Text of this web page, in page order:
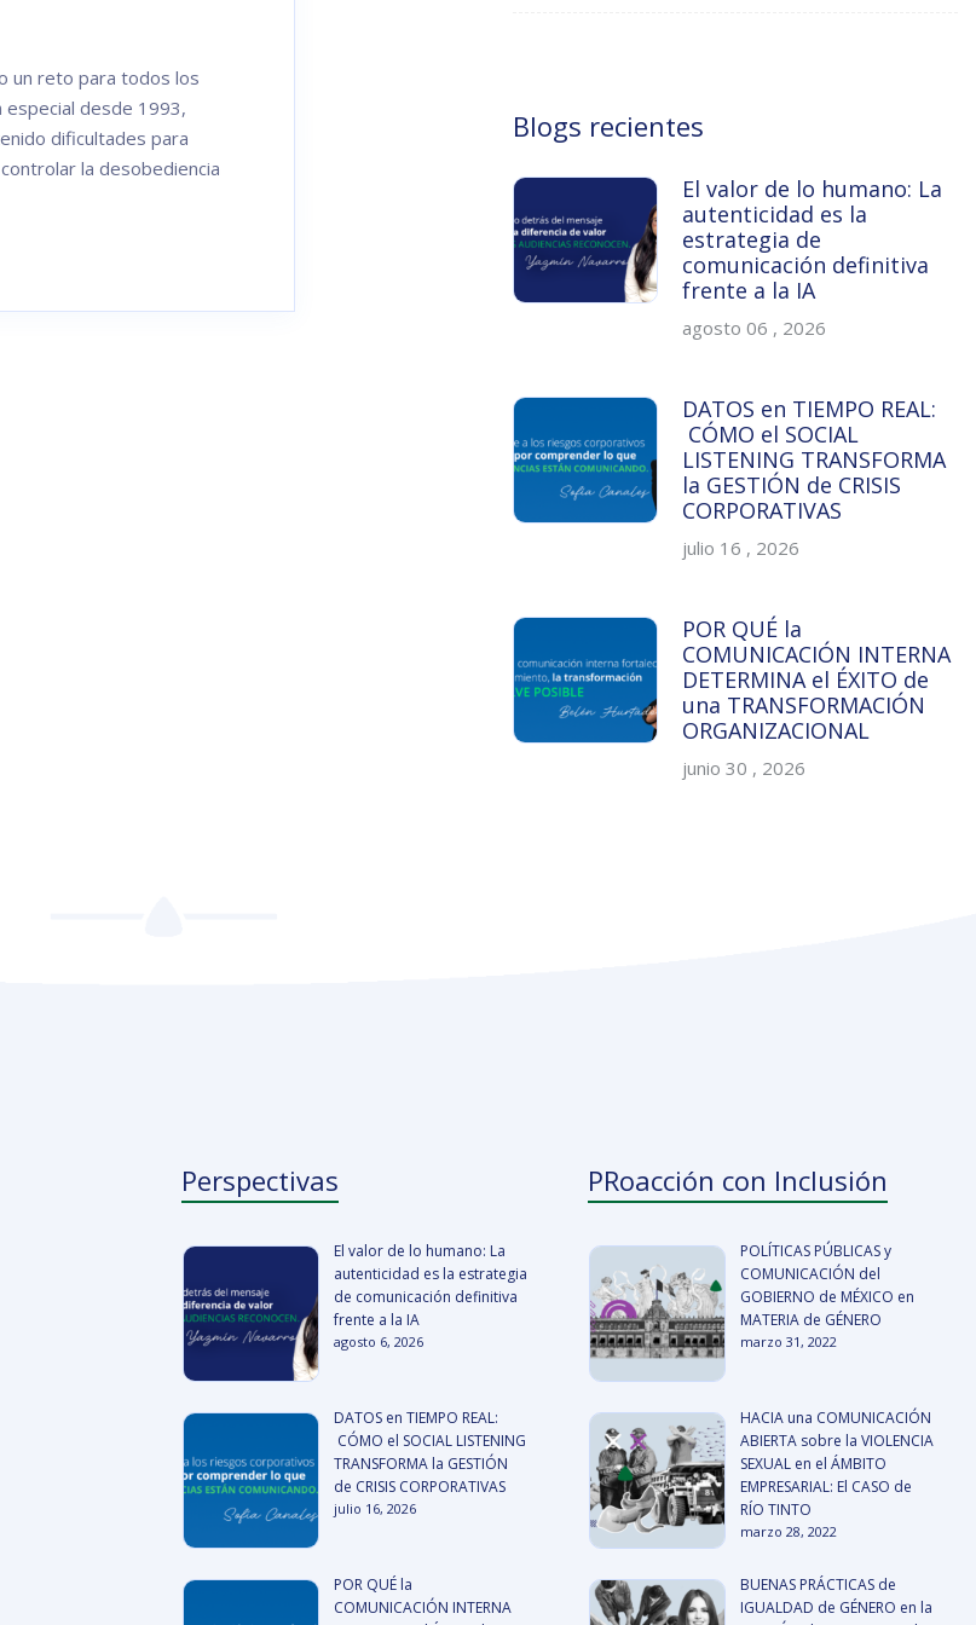
un reto para todos los
desde 1993,
dificultades para
la desobediencia
Blogs recientes
El valor de lo humano: La
autenticidad es la
estrategia de
comunicación definitiva
frente a la IA
agosto 06 , 2026
DATOS en TIEMPO REAL:
CÓMO el SOCIAL
LISTENING TRANSFORMA
la GESTIÓN de CRISIS
CORPORATIVAS
julio 16 , 2026
POR QUÉ la
COMUNICACIÓN INTERNA
DETERMINA el ÉXITO de
una TRANSFORMACIÓN
ORGANIZACIONAL
junio 30 , 2026
Perspectivas
El valor de lo humano: La
autenticidad es la estrategia
de comunicación definitiva
frente a la IA
agosto 6, 2026
DATOS en TIEMPO REAL:
CÓMO el SOCIAL LISTENING
TRANSFORMA la GESTIÓN
de CRISIS CORPORATIVAS
julio 16, 2026
POR QUÉ la
COMUNICACIÓN INTERNA
PRoacción con Inclusión
POLÍTICAS PÚBLICAS y
COMUNICACIÓN del
GOBIERNO de MÉXICO en
MATERIA de GÉNERO
marzo 31, 2022
HACIA una COMUNICACIÓN
ABIERTA sobre la VIOLENCIA
SEXUAL en el ÁMBITO
EMPRESARIAL: El CASO de
RÍO TINTO
marzo 28, 2022
BUENAS PRÁCTICAS de
IGUALDAD de GÉNERO en la